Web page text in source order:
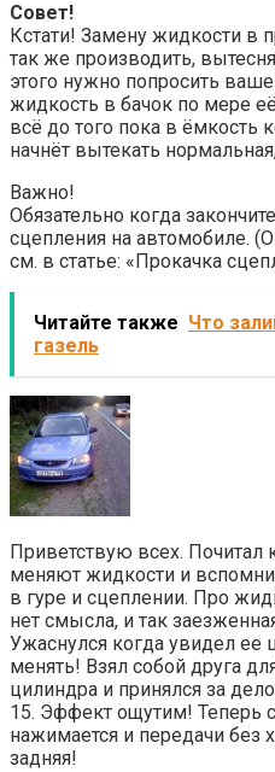
Совет!
Кстати! Замену жидкости в
так же производить,
этого нужно попросить
жидкость в бачок по мере
всё до того пока в ёмкость
начнёт вытекать
Важно!
Обязательно когда
сцепления на автомобиле.
см. в статье: «Прокачка
Читайте также Что
газель
Приветствую всех.
меняют жидкости и
в гуре и сцеплении. Про
нет смысла, и так
Ужаснулся когда увидел
менять! Взял собой друга
цилиндра и принялся за
15. Эффект ощутим! Теперь
нажимается и передачи без
задняя!